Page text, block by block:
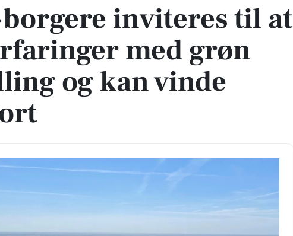
inviteres til at
med grøn
og kan vinde